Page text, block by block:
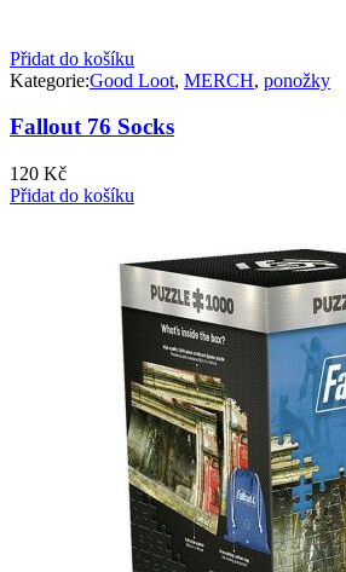
Přidat do košíku
Kategorie:Good Loot, MERCH, ponožky
Fallout 76 Socks
120 Kč
Přidat do košíku